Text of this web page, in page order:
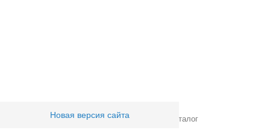
Новая версия сайта
Товары для праздника/ Оптовый каталог